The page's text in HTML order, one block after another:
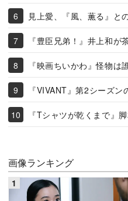
見上愛、『風、薫る』と
『豊臣兄弟！』井上和が
『映画ちいかわ』怪物
『VIVANT』第2シーズン
『Tシャツが乾くまで』
画像ランキング